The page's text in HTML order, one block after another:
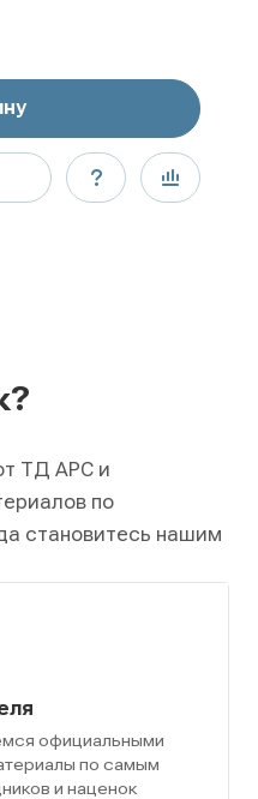
ТД АРС и
по
становитесь нашим
официальными
по самым
и наценок